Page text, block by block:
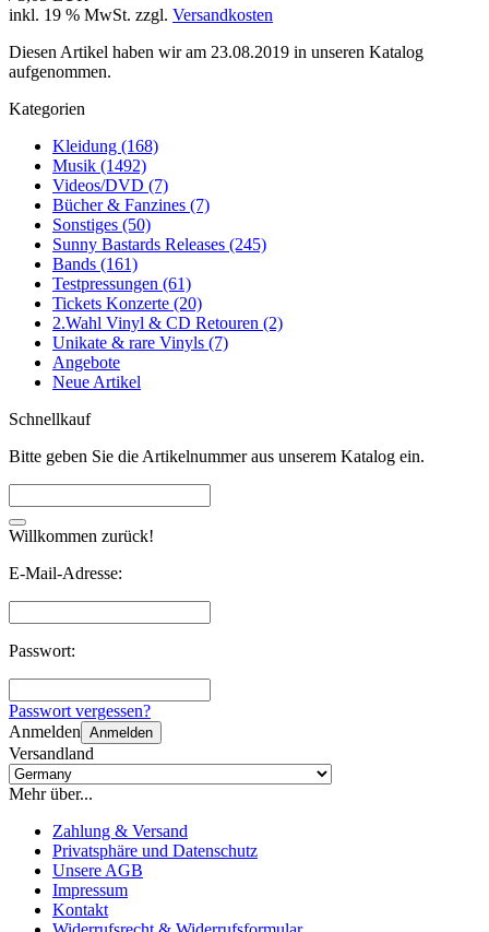
inkl. 19 % MwSt. zzgl. Versandkosten
Diesen Artikel haben wir am 23.08.2019 in unseren Katalog
aufgenommen.
Kategorien
Kleidung (168)
Musik (1492)
Videos/DVD (7)
Bücher & Fanzines (7)
Sonstiges (50)
Sunny Bastards Releases (245)
Bands (161)
Testpressungen (61)
Tickets Konzerte (20)
2.Wahl Vinyl & CD Retouren (2)
Unikate & rare Vinyls (7)
Angebote
Neue Artikel
Schnellkauf
Bitte geben Sie die Artikelnummer aus unserem Katalog ein.
Willkommen zurück!
E-Mail-Adresse:
Passwort:
Passwort vergessen?
Anmelden Anmelden
Versandland
Mehr über...
Zahlung & Versand
Privatsphäre und Datenschutz
Unsere AGB
Impressum
Kontakt